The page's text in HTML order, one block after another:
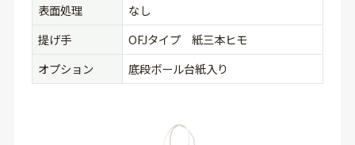
表面処理
なし
提げ手
OFJタイプ 紙三本ヒモ
オプション
底段ボール台紙入り